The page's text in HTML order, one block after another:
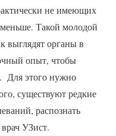
не имеющих
Такой молодой
выглядят органы в
опыт, чтобы
Для этого нужно
существуют редкие
распознать
УЗист.